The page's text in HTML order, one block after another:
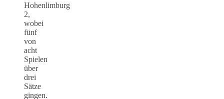
Hohenlimburg
2,
wobei
fünf
von
acht
Spielen
über
drei
Sätze
gingen.